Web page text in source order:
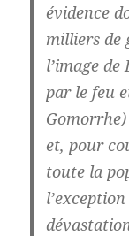
évidence
milliers de
l’image
par le feu
et, pour
toute la